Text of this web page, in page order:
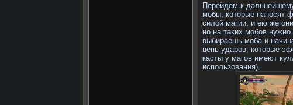
Перейдем к
мобы, которые наносят
силой магии, и ею же
но на таких мобов нужно
выбираешь моба и
цепь ударов, которые
касты у магов имеют
использования).